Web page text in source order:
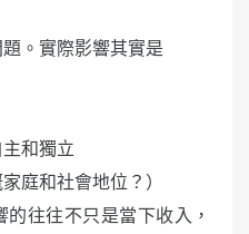
。實際影響其實是
和獨立
庭和社會地位？）
往往不只是當下收入，